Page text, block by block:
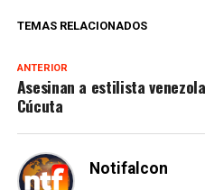
TEMAS RELACIONADOS
ANTERIOR
Asesinan a estilista
Cúcuta
Notifalcon